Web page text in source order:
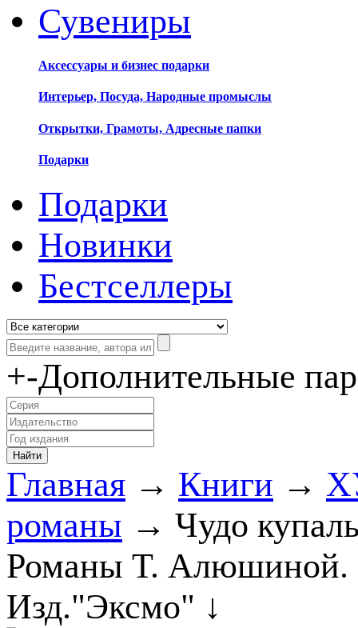
Сувениры
Аксессуары и бизнес подарки
Интерьер, Посуда, Народные промыслы
Открытки, Грамоты, Адресные папки
Подарки
Подарки
Новинки
Бестселлеры
+-Дополнительные
Главная → Книги →
романы → Чудо
Романы Т. Алюшиной.
Изд."Эксмо" ↓